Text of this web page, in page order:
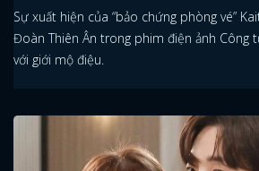
Sự xuất hiện của “bảo chứng phòng vé”
Đoàn Thiên Ân trong phim điện ảnh Công
với giới mộ điệu.